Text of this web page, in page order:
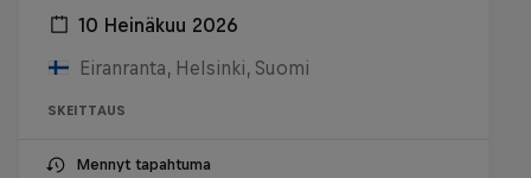
10 Heinäkuu 2026
Eiranranta, Helsinki, Suomi
SKEITTAUS
Mennyt tapahtuma